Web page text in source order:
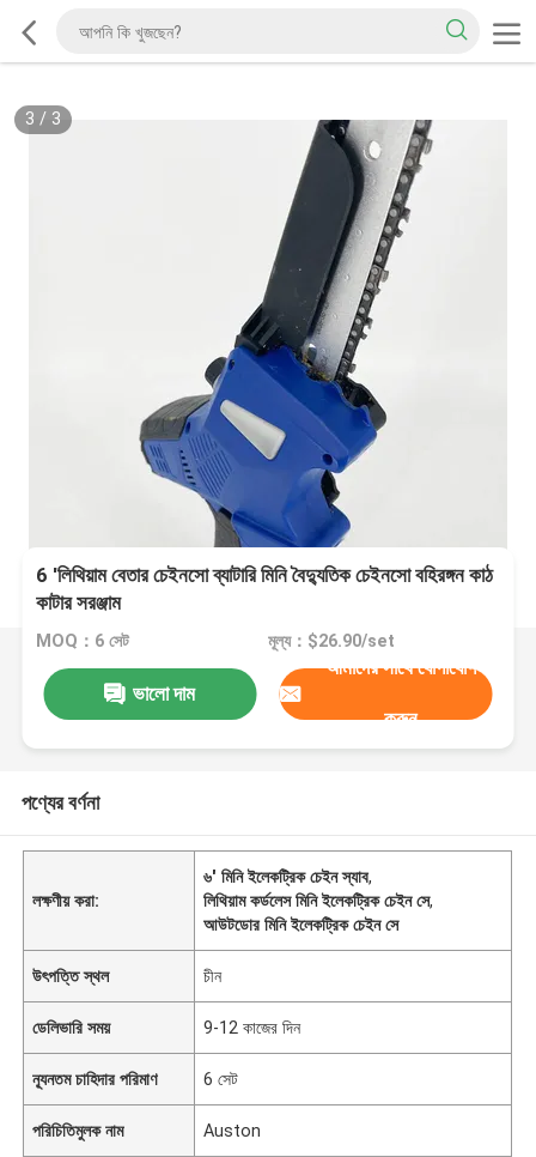
3 / 3
6 'লিথিয়াম বেতার চেইনসো ব্যাটারি মিনি বৈদ্যুতিক চেইনসো বহিরঙ্গন কাঠ
কাটার সরঞ্জাম
MOQ：6 সেট মূল্য：$26.90/set
ভালো দাম
আমাদের সাথে যোগাযোগ
করুন
পণ্যের বর্ণনা
লক্ষণীয় করা:
৬' মিনি ইলেকট্রিক চেইন স্যাব,
লিথিয়াম কর্ডলেস মিনি ইলেকট্রিক চেইন সে,
আউটডোর মিনি ইলেকট্রিক চেইন সে
উৎপত্তি স্থল চীন
ডেলিভারি সময় 9-12 কাজের দিন
ন্যূনতম চাহিদার পরিমাণ 6 সেট
পরিচিতিমুলক নাম Auston